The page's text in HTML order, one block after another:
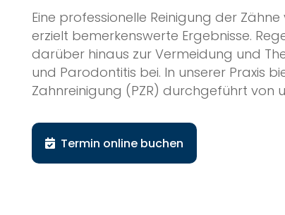
Eine professionelle Reinigung der
erzielt bemerkenswerte Ergebnisse.
darüber hinaus zur Vermeidung und
und Parodontitis bei. In unserer Praxis
Zahnreinigung (PZR) durchgeführt von
Termin online buchen